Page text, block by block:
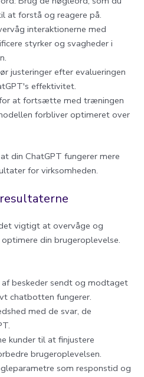
at forstå og reagere på.
interaktionerne med
styrker og svagheder i
justeringer efter evalueringen
effektivitet.
at fortsætte med træningen
forbliver optimeret over
din ChatGPT fungerer mere
for virksomheden.
vigtigt at overvåge og
din brugeroplevelse.
beskeder sendt og modtaget
chatbotten fungerer.
med de svar, de
kunder til at finjustere
brugeroplevelsen.
som responstid og